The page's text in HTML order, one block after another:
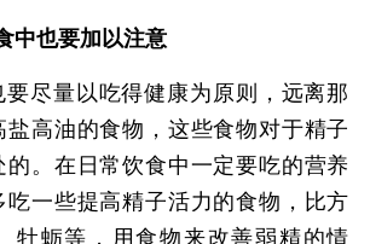
中也要加以注意
要尽量以吃得健康为原则，远离那
盐高油的食物，这些食物对于精子
的。在日常饮食中一定要吃的营养
吃一些提高精子活力的食物，比方
牡蛎等，用食物来改善弱精的情